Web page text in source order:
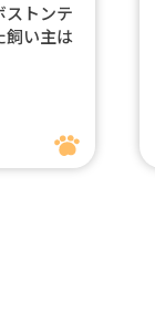
ストンテ
い主は